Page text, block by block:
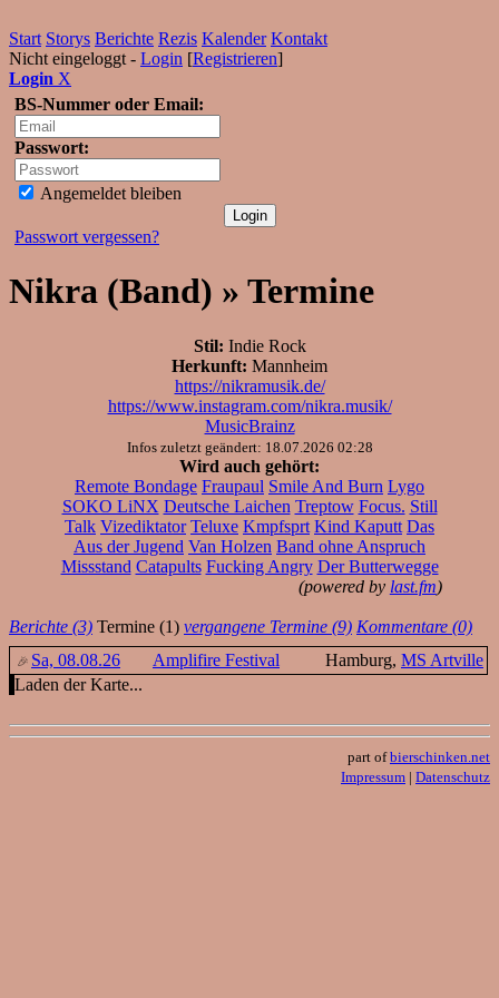
Start Storys Berichte Rezis Kalender Kontakt
Nicht eingeloggt - Login [Registrieren]
Login X
BS-Nummer oder Email:
Passwort:
Angemeldet bleiben
Passwort vergessen?
Nikra (Band) » Termine
Stil: Indie Rock
Herkunft: Mannheim
https://nikramusik.de/
https://www.instagram.com/nikra.musik/
MusicBrainz
Infos zuletzt geändert: 18.07.2026 02:28
Wird auch gehört:
Remote Bondage Fraupaul Smile And Burn Lygo
SOKO LiNX Deutsche Laichen Treptow Focus. Still
Talk Vizediktator Teluxe Kmpfsprt Kind Kaputt Das
Aus der Jugend Van Holzen Band ohne Anspruch
Missstand Catapults Fucking Angry Der Butterwegge
(powered by last.fm)
Berichte (3) Termine (1) vergangene Termine (9) Kommentare (0)
Sa, 08.08.26
Amplifire Festival Hamburg, MS Artville
Laden der Karte...
part ofbierschinken.net
Impressum | Datenschutz